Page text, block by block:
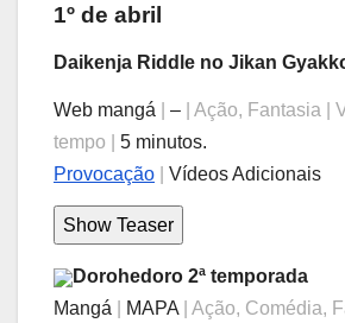
1º de abril
Daikenja Riddle no Jikan
Web mangá –
| Ação, Fantasia |
tempo |
5 minutos.
Provocação
Vídeos Adicionais
Dorohedoro 2ª temporada
Mangá
MAPA
| Ação, Comédia,